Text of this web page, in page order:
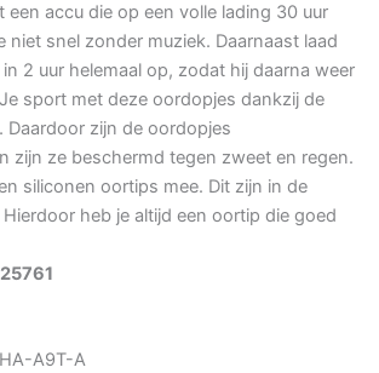
een accu die op een volle lading 30 uur
niet snel zonder muziek. Daarnaast laad
2 uur helemaal op, zodat hij daarna weer
sport met deze oordopjes dankzij de
Daardoor zijn de oordopjes
zijn ze beschermd tegen zweet en regen.
siliconen oortips mee. Dit zijn in de
heb je altijd een oortip die goed
A9T-A